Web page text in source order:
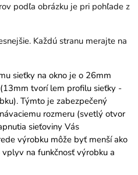
podľa obrázku je pri pohľade z
Každú stranu merajte na
sieťky na okno je o 26mm
tvorí lem profilu sieťky -
Týmto je zabezpečený
rozmeru (svetlý otvor
sieťoviny Vás
výrobku môže byť menší ako
na funkčnosť výrobku a